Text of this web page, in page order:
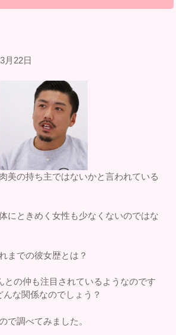
月22日
美の持ち主ではないかと言われている
にときめく女性も少なくないのではな
までの彼女歴とは？
との仲も注目されているようなのです
な関係なのでしょう？
で調べてみました。